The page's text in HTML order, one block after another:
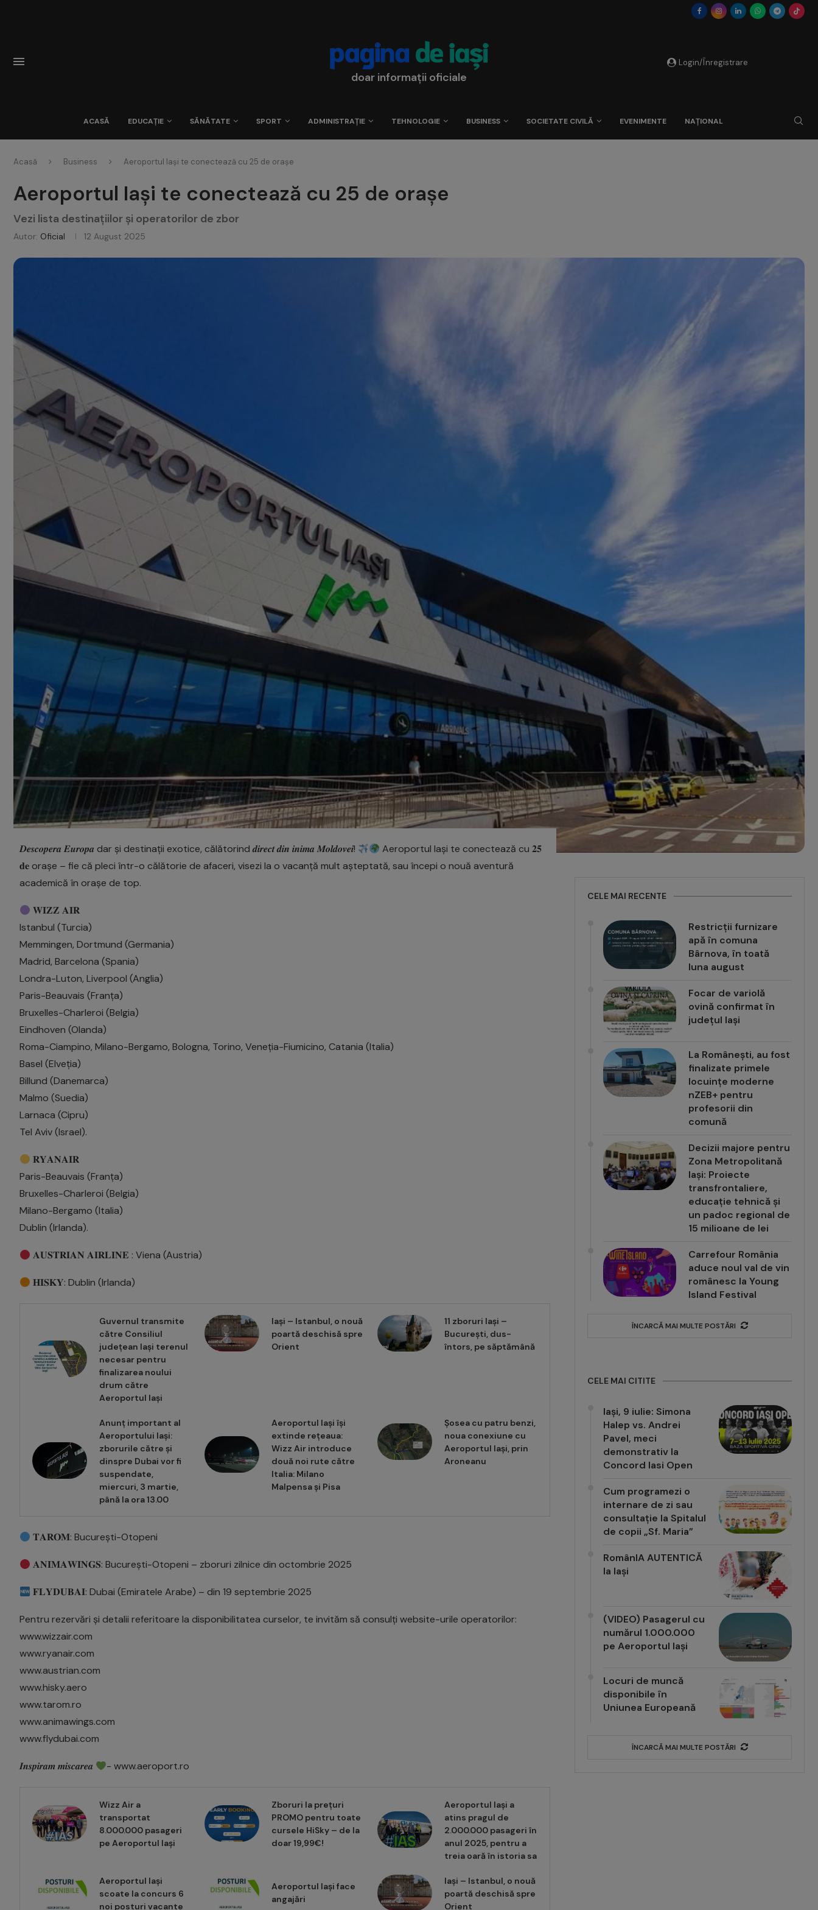
doar informații oficiale
Login/Înregistrare
ACASĂ EDUCAȚIE SĂNĂTATE SPORT ADMINISTRAȚIE TEHNOLOGIE BUSINESS SOCIETATE CIVILĂ EVENIMENTE NAȚIONAL
Acasă Business Aeroportul Iași te conectează cu 25 de orașe
Aeroportul Iași te conectează cu 25 de orașe
Vezi lista destinațiilor și operatorilor de zbor
Autor: Oficial 12 August 2025
𝑫𝒆𝒔𝒄𝒐𝒑𝒆𝒓𝒂 𝑬𝒖𝒓𝒐𝒑𝒂 dar și destinații exotice, călătorind 𝒅𝒊𝒓𝒆𝒄𝒕 𝒅𝒊𝒏 𝒊𝒏𝒊𝒎𝒂 𝑴𝒐𝒍𝒅𝒐𝒗𝒆𝒊!
Aeroportul Iași te conectează cu 𝟐𝟓
𝐝𝐞 orașe – fie că pleci într-o călătorie de afaceri, visezi la o vacanță mult așteptată, sau începi o nouă aventură
academică în orașe de top.
𝐖𝐈𝐙𝐙 𝐀𝐈𝐑
Istanbul (Turcia)
Memmingen, Dortmund (Germania)
Madrid, Barcelona (Spania)
Londra-Luton, Liverpool (Anglia)
Paris-Beauvais (Franța)
Bruxelles-Charleroi (Belgia)
Eindhoven (Olanda)
Roma-Ciampino, Milano-Bergamo, Bologna, Torino, Veneția-Fiumicino, Catania (Italia)
Basel (Elveția)
Billund (Danemarca)
Malmo (Suedia)
Larnaca (Cipru)
Tel Aviv (Israel).
𝐑𝐘𝐀𝐍𝐀𝐈𝐑
Paris-Beauvais (Franța)
Bruxelles-Charleroi (Belgia)
Milano-Bergamo (Italia)
Dublin (Irlanda).
𝐀𝐔𝐒𝐓𝐑𝐈𝐀𝐍 𝐀𝐈𝐑𝐋𝐈𝐍𝐄 : Viena (Austria)
𝐇𝐈𝐒𝐊𝐘: Dublin (Irlanda)
Guvernul transmite
către Consiliul
județean Iași terenul
necesar pentru
finalizarea noului
drum către
Aeroportul Iași
Iași – Istanbul, o nouă
poartă deschisă spre
Orient
11 zboruri Iași –
București, dus-
întors, pe săptămână
Anunț important al
Aeroportului Iași:
zborurile către și
dinspre Dubai vor fi
suspendate,
miercuri, 3 martie,
până la ora 13.00
Aeroportul Iași își
extinde rețeaua:
Wizz Air introduce
două noi rute către
Italia: Milano
Malpensa și Pisa
Șosea cu patru benzi,
noua conexiune cu
Aeroportul Iași, prin
Aroneanu
𝐓𝐀𝐑𝐎𝐌: București-Otopeni
𝐀𝐍𝐈𝐌𝐀𝐖𝐈𝐍𝐆𝐒: București-Otopeni – zboruri zilnice din octombrie 2025
𝐅𝐋𝐘𝐃𝐔𝐁𝐀𝐈: Dubai (Emiratele Arabe) – din 19 septembrie 2025
Pentru rezervări și detalii referitoare la disponibilitatea curselor, te invităm să consulți website-urile operatorilor:
www.wizzair.com
www.ryanair.com
www.austrian.com
www.hisky.aero
www.tarom.ro
www.animawings.com
www.flydubai.com
𝑰𝒏𝒔𝒑𝒊𝒓𝒂𝒎 𝒎𝒊𝒔𝒄𝒂𝒓𝒆𝒂 - www.aeroport.ro
Wizz Air a
transportat
8.000.000 pasageri
pe Aeroportul Iași
Zboruri la prețuri
PROMO pentru toate
cursele HiSky – de la
doar 19,99€!
Aeroportul Iași a
atins pragul de
2.000.000 pasageri în
anul 2025, pentru a
treia oară în istoria sa
Aeroportul Iași
scoate la concurs 6
noi posturi vacante
Aeroportul Iași face
angajări
Iași – Istanbul, o nouă
poartă deschisă spre
Orient
CELE MAI RECENTE
Restricții furnizare
apă în comuna
Bârnova, în toată
luna august
Focar de variolă
ovină confirmat în
județul Iași
La Românești, au fost
finalizate primele
locuințe moderne
nZEB+ pentru
profesorii din
comună
Decizii majore pentru
Zona Metropolitană
Iași: Proiecte
transfrontaliere,
educație tehnică și
un padoc regional de
15 milioane de lei
Carrefour România
aduce noul val de vin
românesc la Young
Island Festival
ÎNCARCĂ MAI MULTE POSTĂRI
CELE MAI CITITE
Iași, 9 iulie: Simona
Halep vs. Andrei
Pavel, meci
demonstrativ la
Concord Iasi Open
Cum programezi o
internare de zi sau
consultație la Spitalul
de copii „Sf. Maria”
RomânIA AUTENTICĂ
la Iași
(VIDEO) Pasagerul cu
numărul 1.000.000
pe Aeroportul Iași
Locuri de muncă
disponibile în
Uniunea Europeană
ÎNCARCĂ MAI MULTE POSTĂRI